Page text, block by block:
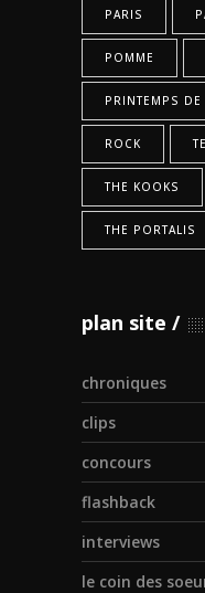
PARIS
POMME
PRINTEMPS
ROCK
THE KOOKS
THE PORTALIS
plan site
chroniques
clips
concours
flashback
interviews
le coin des